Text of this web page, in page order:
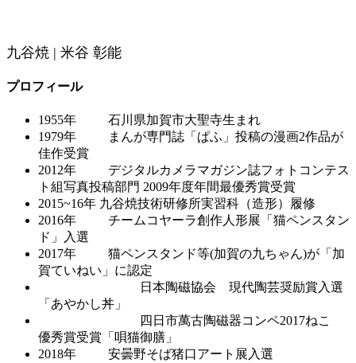
九谷焼 | 米谷 彰能
プロフィール
1955年 石川県加賀市大聖寺生まれ
1979年 まんが専門誌「ぱふ」投稿の漫画2作品が
佳作受賞
2012年 デジタルカメラマガジン誌フォトコンテス
ト組写真投稿部門 2009年度年間最優秀賞受賞
2015~16年 九谷焼技術研修所実習科（造形）履修
2016年 チームコヤーラ創作人形展「猫ペンスタン
ド」入選
2017年 猫ペンスタンド等(加賀の九ちゃん)が「加
賀ていねい」に認定
日本陶磁協会 現代陶芸奨励賞入選
「あやかし丼」
四日市萬古陶磁器コンペ2017ねこ
優秀賞受賞「唄猫御膳」
2018年 安曇野そば猪口アート展入選